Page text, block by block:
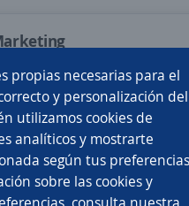
propias necesarias para el
y personalización del
utilizamos cookies de
analíticos y mostrarte
según tus
sobre las cookies y
C.A.
de empleo
es más fácil en la app